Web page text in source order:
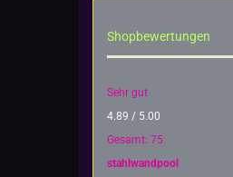
Shopbewertungen
Sehr gut
4.89 / 5.00
Gesamt: 75
stahlwandpool